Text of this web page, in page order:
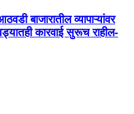
बाजारातील व्यापाऱ्यांवर
कारवाई सुरूच राहील-